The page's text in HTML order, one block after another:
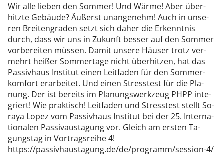
Wir al­le lie­ben den Som­mer! Und Wär­me! Aber über­
hitz­te Ge­bäu­de? Äu­ßerst un­an­ge­nehm! Auch in un­se­
ren Brei­ten­gra­den setzt sich da­her die Er­kennt­nis
durch, dass wir uns in Zu­kunft bes­ser auf den Som­mer
vor­be­rei­ten müs­sen. Da­mit un­se­re Häu­ser trotz ver­
mehrt hei­ßer Som­mer­ta­ge nicht über­hit­zen, hat das
Pas­siv­haus In­sti­tut einen Leit­fa­den für den Som­mer­
kom­fort er­ar­bei­tet. Und einen Stress­test für die Pla­
nung. Der ist be­reits im Pla­nungs­werk­zeug PHPP in­te­
griert! Wie prak­tisch! Leit­fa­den und Stress­test stellt So­
ra­ya Lo­pez vom Pas­siv­haus In­sti­tut bei der 25. In­ter­na­
tio­na­len Pas­si­vaus­ta­gung vor. Gleich am ers­ten Ta­
gungs­tag in Vor­trags­rei­he 4!
htt­ps://pas­siv­haus­ta­gung.de/de/pro­gramm/ses­si­on-4/